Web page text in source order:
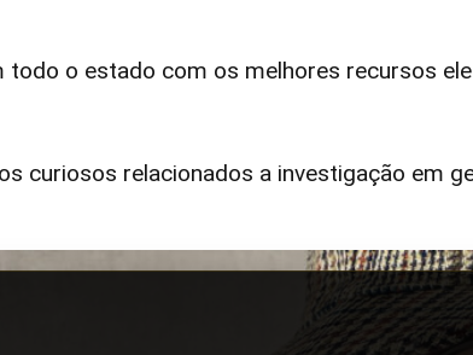
todo o estado com os melhores recursos
curiosos relacionados a investigação em